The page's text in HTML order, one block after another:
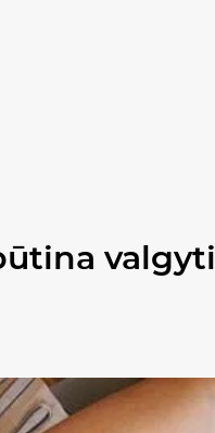
valgyti